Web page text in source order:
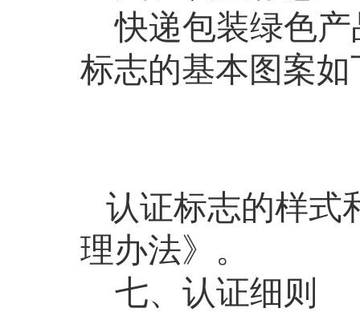
快递包装绿色
标志的基本图案如
认证标志的样式
理办法》。
七、认证细则